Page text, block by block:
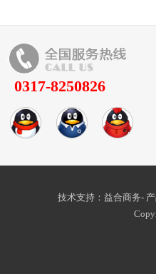
0317-8250826
技术支持：益合商务-